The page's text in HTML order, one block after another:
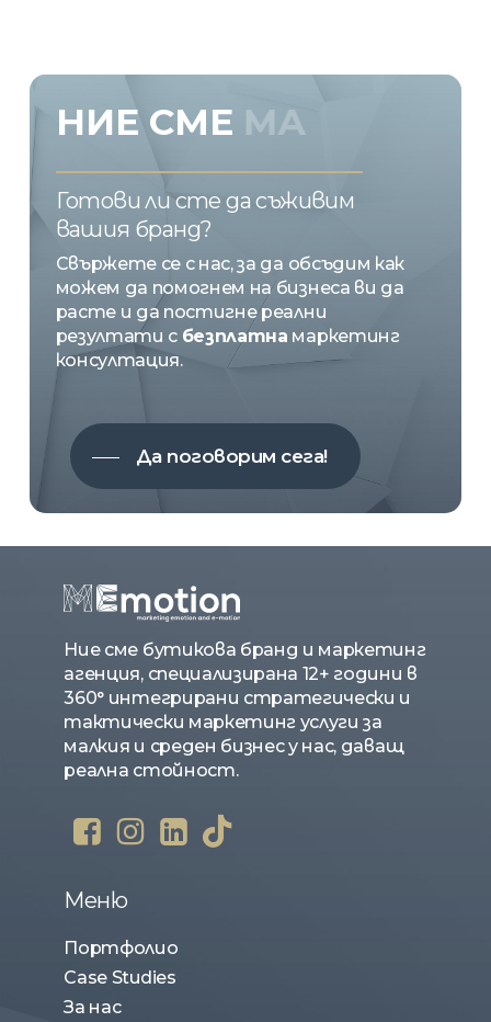
НИЕ СМЕ EMOTION
Готови ли сте да съживим
вашия бранд?
Свържете се с нас, за да обсъдим как
можем да помогнем на бизнеса ви да
расте и да постигне реални
резултати с безплатна маркетинг
консултация.
Да поговорим сега!
Ние сме бутикова бранд и маркетинг
агенция, специализирана 12+ години в
360° интегрирани стратегически и
тактически маркетинг услуги за
малкия и среден бизнес у нас, даващ
реална стойност.
Меню
Портфолио
Case Studies
За нас